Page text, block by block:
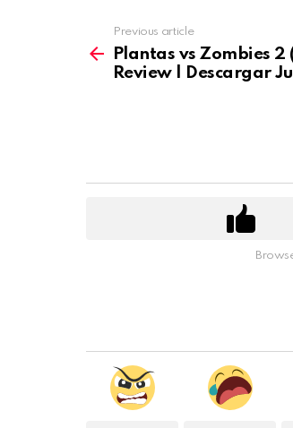
more
Previous article
Plantas vs Zombies 2
Review | Descargar